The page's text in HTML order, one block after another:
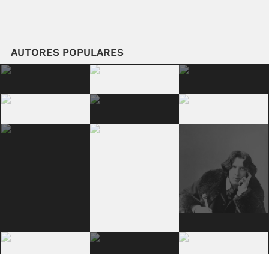
AUTORES POPULARES